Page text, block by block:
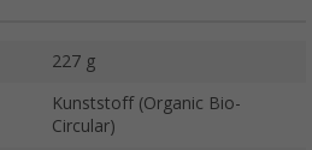
227 g
Kunststoff (Organic Bio-
Circular)